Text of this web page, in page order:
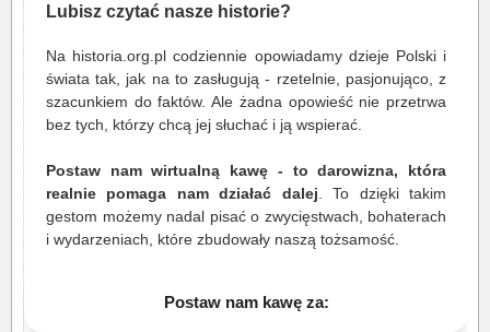
Lubisz czytać nasze historie?
Na historia.org.pl codziennie opowiadamy dzieje Polski i
świata tak, jak na to zasługują - rzetelnie, pasjonująco, z
szacunkiem do faktów. Ale żadna opowieść nie przetrwa
bez tych, którzy chcą jej słuchać i ją wspierać.
Postaw nam wirtualną kawę - to darowizna, która
realnie pomaga nam działać dalej . To dzięki takim
gestom możemy nadal pisać o zwycięstwach, bohaterach
i wydarzeniach, które zbudowały naszą tożsamość.
Postaw nam kawę za: